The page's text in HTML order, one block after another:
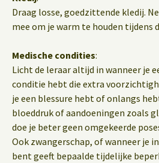
Draag losse, goedzittende kledij.
mee om je warm te houden tijdens
Medische condities:
Licht de leraar altijd in wanneer je
conditie hebt die extra
je een blessure hebt of onlangs
bloeddruk of aandoeningen zoals
doe je beter geen omgekeerde
Ook zwangerschap, of wanneer je
bent geeft bepaalde tijdelijke